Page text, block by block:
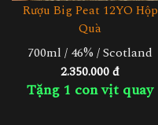
Rượu Big Peat 12YO Hộp
Quà
700ml / 46% / Scotland
2.350.000 đ
Tặng 1 con vịt quay